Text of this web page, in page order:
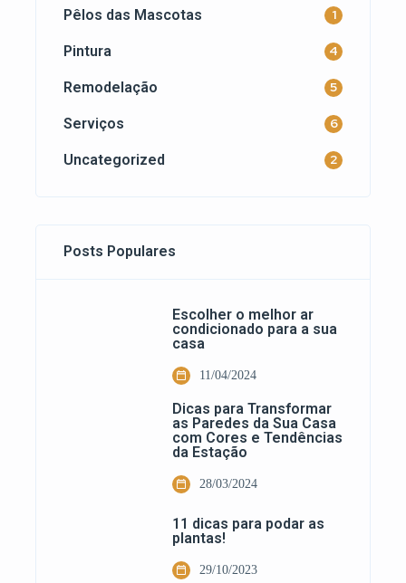
Pêlos das Mascotas 1
Pintura 4
Remodelação 5
Serviços 6
Uncategorized 2
Posts Populares
Escolher o melhor ar
condicionado para a sua
casa
11/04/2024
Dicas para Transformar
as Paredes da Sua Casa
com Cores e Tendências
da Estação
28/03/2024
11 dicas para podar as
plantas!
29/10/2023